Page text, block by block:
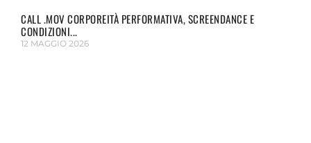
CALL .MOV CORPOREITÀ PERFORMATIVA, SCREENDANCE E
CONDIZIONI...
12 MAGGIO 2026